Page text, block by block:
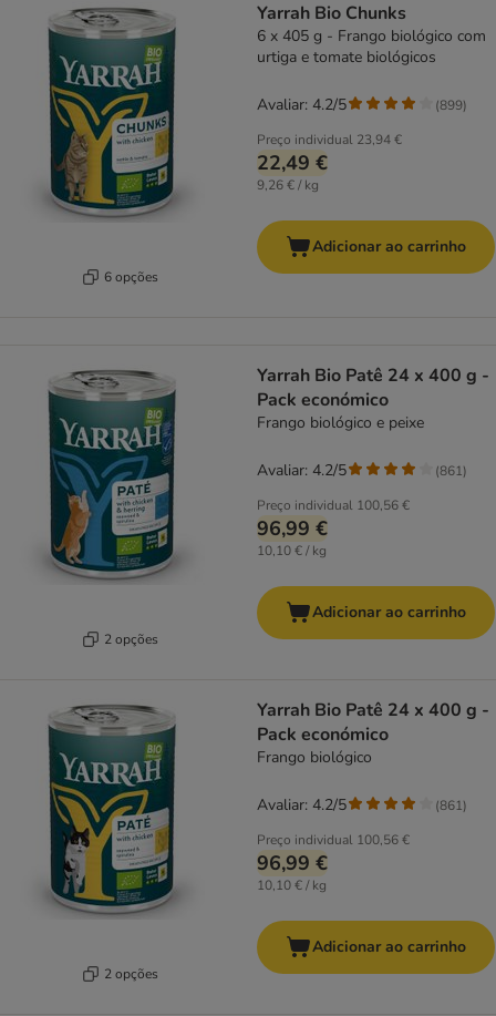
6 opções
Yarrah Bio Chunks
6 x 405 g - Frango biológico com
urtiga e tomate biológicos
Preço individual 23,94 €
22,49 €
9,26 € / kg
Avaliar: 4.2/5 (899)
Adicionar ao carrinho
2 opções
Yarrah Bio Patê 24 x 400 g -
Pack económico
Frango biológico e peixe
Preço individual 100,56 €
96,99 €
10,10 € / kg
Avaliar: 4.2/5 (861)
Adicionar ao carrinho
2 opções
Yarrah Bio Patê 24 x 400 g -
Pack económico
Frango biológico
Preço individual 100,56 €
96,99 €
10,10 € / kg
Avaliar: 4.2/5 (861)
Adicionar ao carrinho